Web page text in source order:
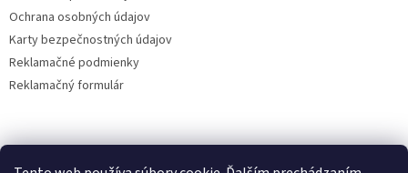
Ochrana osobných údajov
Karty bezpečnostných údajov
Reklamačné podmienky
Reklamačný formulár
sonett klub